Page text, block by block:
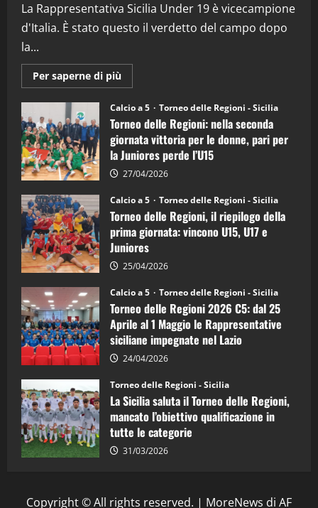
5 08/04/2026
La Rappresentativa Sicilia Under 19 è vicecampione
d'Italia. È stato questo il verdetto del campo dopo
la...
Per saperne di più
informazioni
Torneo
delle
Regioni
di
calcio
a
5:
la
Juniores
è
vicecampione
d’Italia
Calcio a 5 Torneo delle Regioni - Sicilia
Torneo delle Regioni: nella seconda
giornata vittoria per le donne, pari per
la Juniores perde l’U15
27/04/2026
Calcio a 5 Torneo delle Regioni - Sicilia
Torneo delle Regioni, il riepilogo della
prima giornata: vincono U15, U17 e
Juniores
25/04/2026
Calcio a 5 Torneo delle Regioni - Sicilia
Torneo delle Regioni 2026 C5: dal 25
Aprile al 1 Maggio le Rappresentative
siciliane impegnate nel Lazio
24/04/2026
Torneo delle Regioni - Sicilia
La Sicilia saluta il Torneo delle Regioni,
mancato l’obiettivo qualificazione in
tutte le categorie
31/03/2026
Copyright © All rights reserved. | MoreNews di AF